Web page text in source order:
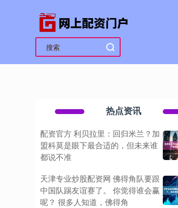
热点资讯
配资官方 利贝拉里：回归米兰？加
盟科莫是眼下最合适的，但未来谁
都说不准
天津专业炒股配资网 佛得角队要跟
中国队踢友谊赛了。 你觉得谁会赢
呢？ 很多人知道，佛得角